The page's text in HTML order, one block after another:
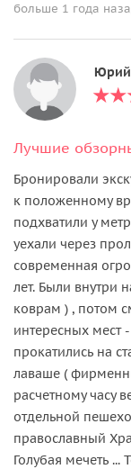
больше 1 года
Лучшие
Бронировали
к положенному
подхватили у
уехали через
современная
лет. Были внутри
коврам ) , потом
интересных мест
прокатились на
лаваше (
расчетному часу
отдельной
православный
Голубая мечеть